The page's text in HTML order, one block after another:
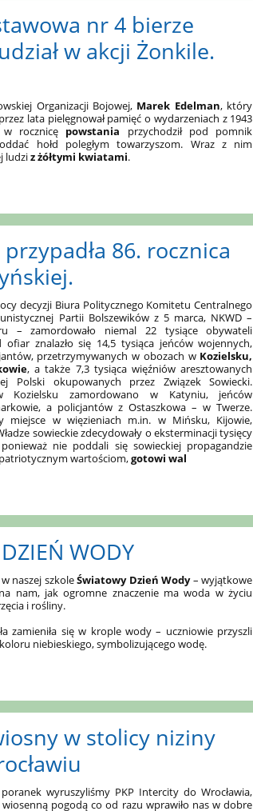
nr 4 bierze
w akcji Żonkile.
Organizacji Bojowej, Marek Edelman, który
lata pielęgnował pamięć o wydarzeniach z 1943
rocznicę powstania przychodził pod pomnik
hołd poległym towarzyszom. Wraz z nim
ludziz żółtymi kwiatami.
86. rocznica
decyzji Biura Politycznego Komitetu Centralnego
Partii Bolszewików z 5 marca, NKWD –
– zamordowało niemal 22 tysiące obywateli
ofiar znalazło się 14,5 tysiąca jeńców wojennych,
przetrzymywanych w obozach w Kozielsku,
, a także 7,3 tysiąca więźniów aresztowanych
Polski okupowanych przez Związek Sowiecki.
zamordowano w Katyniu, jeńców
a policjantów z Ostaszkowa – w Twerze.
miejsce w więzieniach m.in. w Mińsku, Kijowie,
sowieckie zdecydowały o eksterminacji tysięcy
nie poddali się sowieckiej propagandzie
wartościom,gotowi wal
WODY
naszej szkoleŚwiatowy Dzień Wody– wyjątkowe
nam, jak ogromne znaczenie ma woda w życiu
i rośliny.
zamieniła się w krople wody – uczniowie przyszli
niebieskiego, symbolizującego wodę.
w stolicy niziny
wyruszyliśmy PKP Intercity do Wrocławia,
pogodą co od razu wprawiło nas w dobre